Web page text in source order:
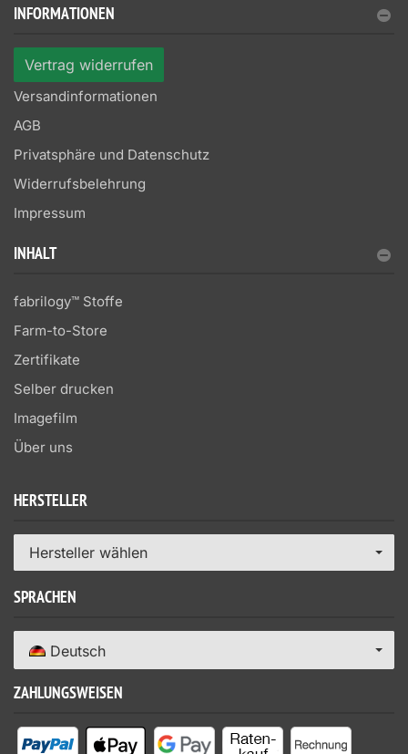
INFORMATIONEN
Vertrag widerrufen
Versandinformationen
AGB
Privatsphäre und Datenschutz
Widerrufsbelehrung
Impressum
INHALT
fabrilogy™ Stoffe
Farm-to-Store
Zertifikate
Selber drucken
Imagefilm
Über uns
HERSTELLER
Hersteller wählen
SPRACHEN
Deutsch
ZAHLUNGSWEISEN